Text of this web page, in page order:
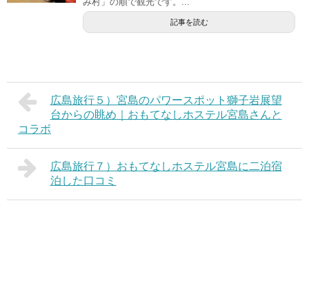
記事を読む
広島旅行５）宮島のパワースポット獅子岩展望
台からの眺め｜おもてなしホステル宮島さんと
コラボ
広島旅行７）おもてなしホステル宮島に二泊宿
泊した口コミ